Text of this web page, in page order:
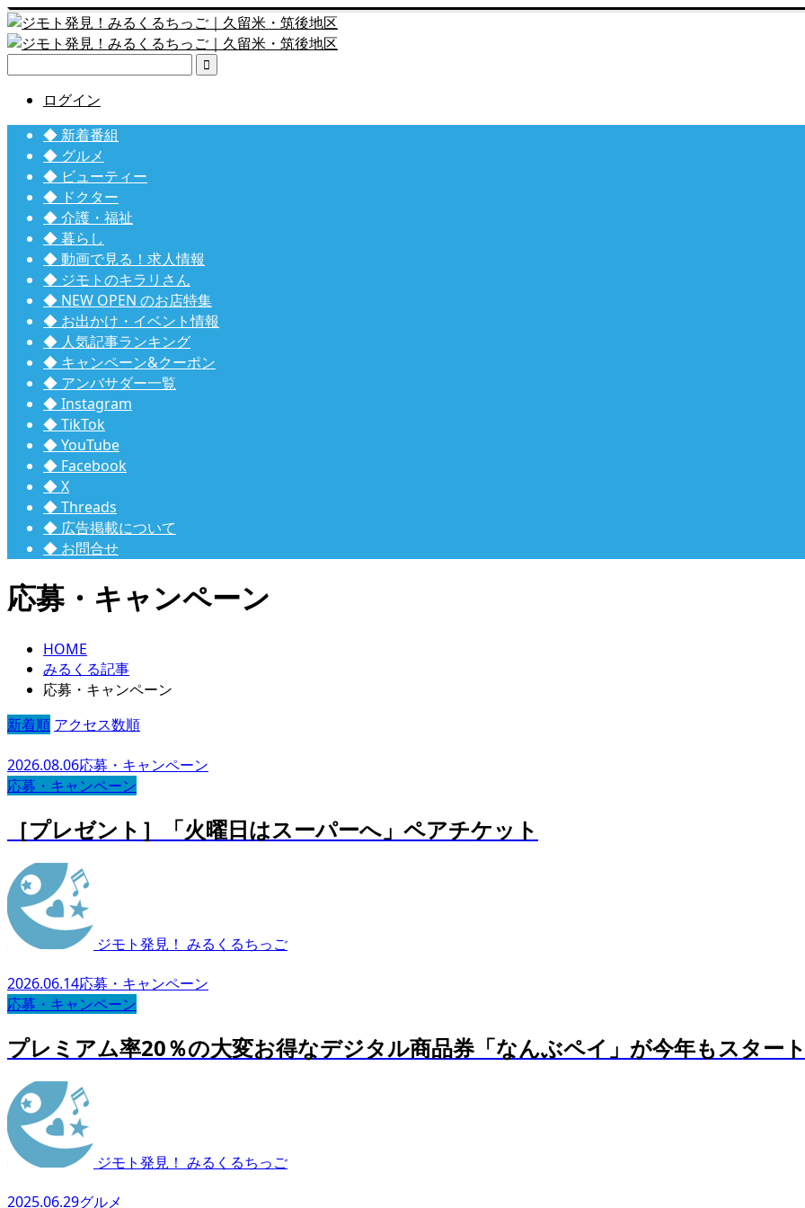

ログイン
◆ 新着番組
◆ グルメ
◆ ビューティー
◆ ドクター
◆ 介護・福祉
◆ 暮らし
◆ 動画で見る！求人情報
◆ ジモトのキラリさん
◆ NEW OPEN のお店特集
◆ お出かけ・イベント情報
◆ 人気記事ランキング
◆ キャンペーン&クーポン
◆ アンバサダー一覧
◆ Instagram
◆ TikTok
◆ YouTube
◆ Facebook
◆ X
◆ Threads
◆ 広告掲載について
◆ お問合せ
応募・キャンペーン
HOME
みるくる記事
応募・キャンペーン
新着順 アクセス数順
2026.08.06応募・キャンペーン
応募・キャンペーン
［プレゼント］「火曜日はスーパーへ」ペアチケット
ジモト発見！ みるくるちっご
2026.06.14応募・キャンペーン
応募・キャンペーン
プレミアム率20％の大変お得なデジタル商品券「なんぶペイ」が今年もスター
ジモト発見！ みるくるちっご
2025.06.29グルメ